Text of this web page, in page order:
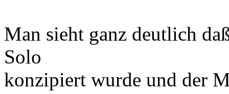
Man sieht ganz deutlich
Solo
konzipiert wurde und der